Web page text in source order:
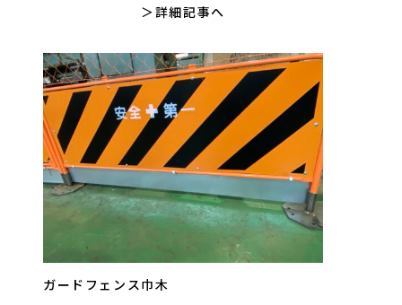
詳細記事へ
ガードフェンス巾木